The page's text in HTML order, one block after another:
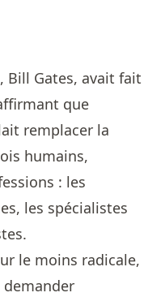
Bill Gates, avait fait
que
remplacer la
humains,
: les
les spécialistes
le moins radicale,